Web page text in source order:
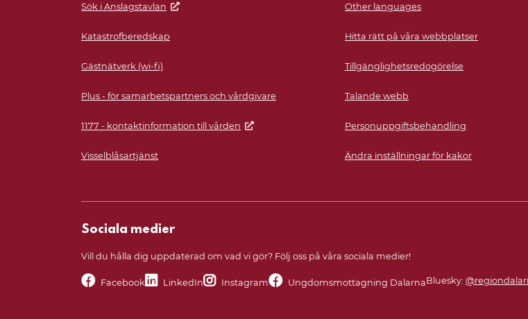
Sök i Anslagstavlan
Katastrofberedskap
Gästnätverk (wi-fi)
Plus - för samarbetspartners och vårdgivare
1177 - kontaktinformation till vården
Visselblåsartjänst
Other languages
Hitta rätt på våra webbplatser
Tillgänglighetsredogörelse
Talande webb
Personuppgiftsbehandling
Ändra inställningar för kakor
Sociala medier
Vill du hålla dig uppdaterad om vad vi gör? Följ oss på våra sociala medier!
Facebook LinkedIn Instagram Ungdomsmottagning DalarnaBluesky: